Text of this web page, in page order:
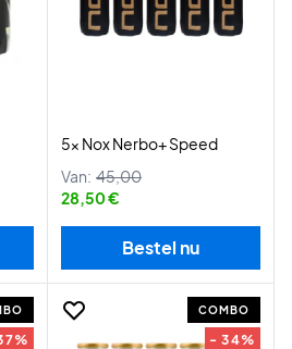
5x Nox Nerbo+ Speed
Van: 45,00
28,50 €
Bestel nu
COMBO
- 34%